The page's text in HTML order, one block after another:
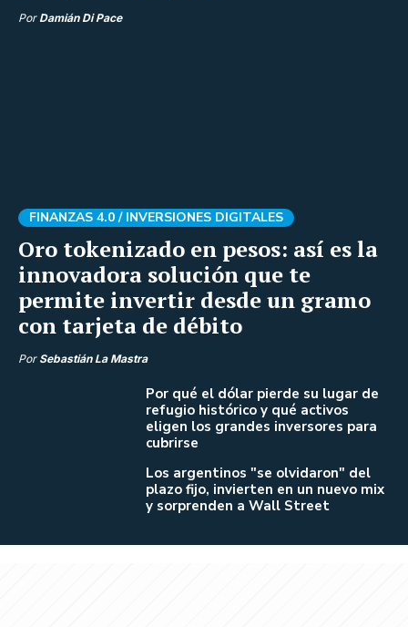
Por Damián Di Pace
Oro tokenizado en pesos: así es la
innovadora solución que te
permite invertir desde un gramo
con tarjeta de débito
FINANZAS 4.0 / INVERSIONES DIGITALES
Por Sebastián La Mastra
Por qué el dólar pierde su lugar de
refugio histórico y qué activos
eligen los grandes inversores para
cubrirse
Los argentinos "se olvidaron" del
plazo fijo, invierten en un nuevo mix
y sorprenden a Wall Street